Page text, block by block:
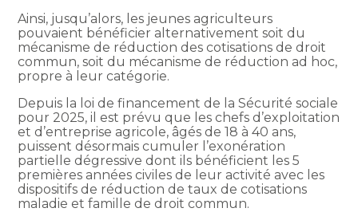
Ainsi, jusqu’alors, les jeunes agriculteurs
pouvaient bénéficier alternativement soit du
mécanisme de réduction des cotisations de droit
commun, soit du mécanisme de réduction ad hoc,
propre à leur catégorie.
Depuis la loi de financement de la Sécurité sociale
pour 2025, il est prévu que les chefs d’exploitation
et d’entreprise agricole, âgés de 18 à 40 ans,
puissent désormais cumuler l’exonération
partielle dégressive dont ils bénéficient les 5
premières années civiles de leur activité avec les
dispositifs de réduction de taux de cotisations
maladie et famille de droit commun.